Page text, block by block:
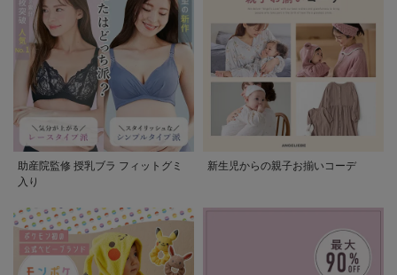
助産院監修 授乳ブラ フィットグミ
入り
新生児からの親子お揃いコーデ